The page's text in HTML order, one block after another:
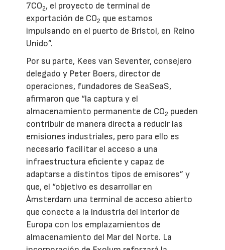
7CO2, el proyecto de terminal de
exportación de CO2 que estamos
impulsando en el puerto de Bristol, en Reino
Unido”.
Por su parte, Kees van Seventer, consejero
delegado y Peter Boers, director de
operaciones, fundadores de SeaSeaS,
afirmaron que “la captura y el
almacenamiento permanente de CO2 pueden
contribuir de manera directa a reducir las
emisiones industriales, pero para ello es
necesario facilitar el acceso a una
infraestructura eficiente y capaz de
adaptarse a distintos tipos de emisores” y
que, el “objetivo es desarrollar en
Ámsterdam una terminal de acceso abierto
que conecte a la industria del interior de
Europa con los emplazamientos de
almacenamiento del Mar del Norte. La